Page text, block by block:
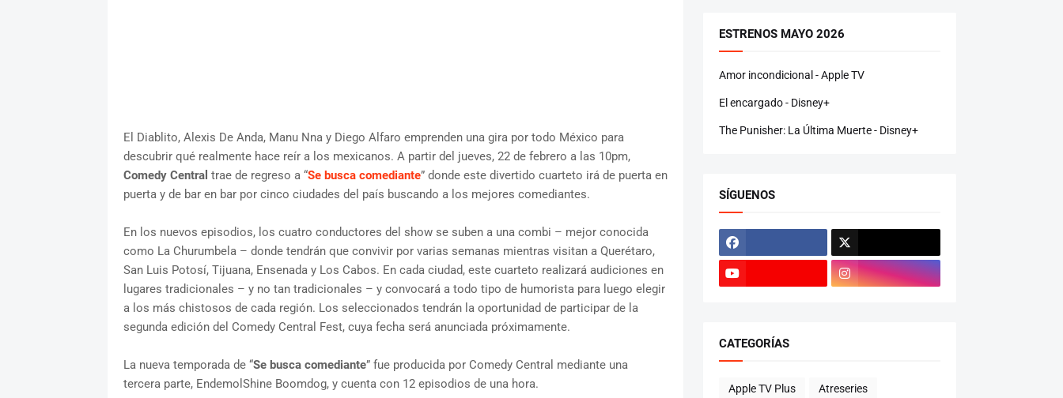
El Diablito, Alexis De Anda, Manu Nna y Diego Alfaro emprenden una gira por todo México para
descubrir qué realmente hace reír a los mexicanos. A partir del jueves, 22 de febrero a las 10pm,
Comedy Central trae de regreso a “Se busca comediante” donde este divertido cuarteto irá de puerta en
puerta y de bar en bar por cinco ciudades del país buscando a los mejores comediantes.
En los nuevos episodios, los cuatro conductores del show se suben a una combi – mejor conocida
como La Churumbela – donde tendrán que convivir por varias semanas mientras visitan a Querétaro,
San Luis Potosí, Tijuana, Ensenada y Los Cabos. En cada ciudad, este cuarteto realizará audiciones en
lugares tradicionales – y no tan tradicionales – y convocará a todo tipo de humorista para luego elegir
a los más chistosos de cada región. Los seleccionados tendrán la oportunidad de participar de la
segunda edición del Comedy Central Fest, cuya fecha será anunciada próximamente.
La nueva temporada de “Se busca comediante” fue producida por Comedy Central mediante una
tercera parte, EndemolShine Boomdog, y cuenta con 12 episodios de una hora.
ESTRENOS MAYO 2026
Amor incondicional - Apple TV
El encargado - Disney+
The Punisher: La Última Muerte - Disney+
SÍGUENOS
CATEGORÍAS
Apple TV Plus Atreseries